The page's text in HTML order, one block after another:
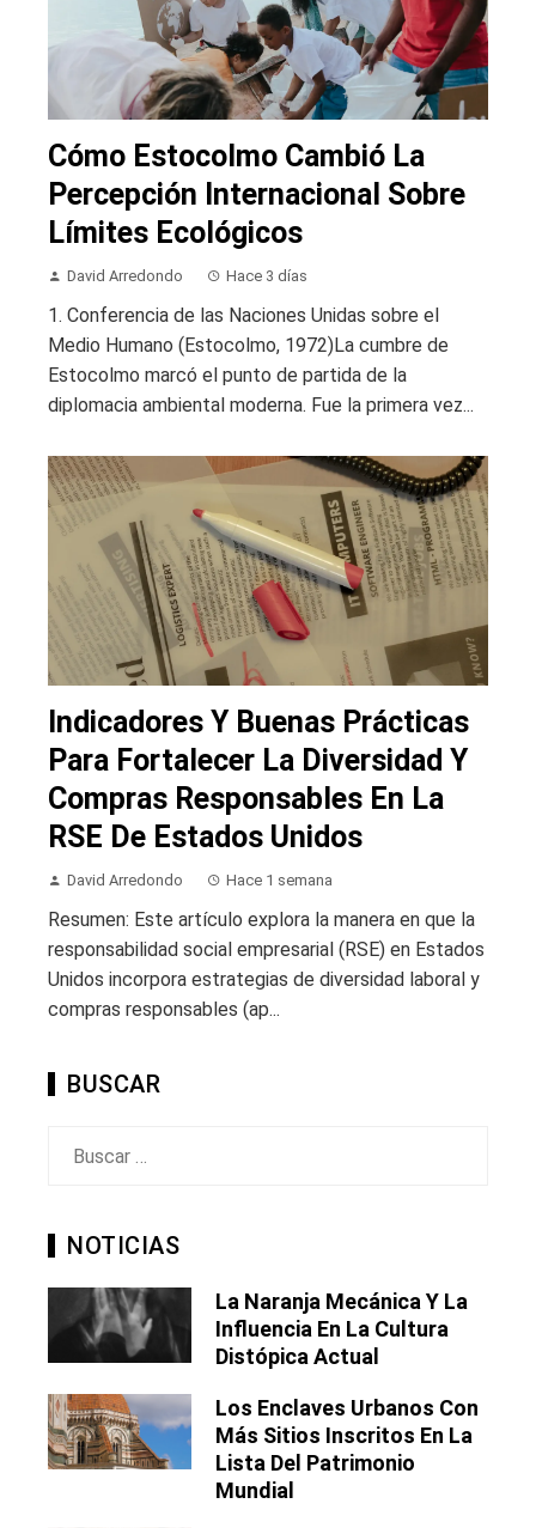
Cómo Estocolmo Cambió La
Percepción Internacional Sobre
Límites Ecológicos
David Arredondo Hace 3 días
1. Conferencia de las Naciones Unidas sobre el
Medio Humano (Estocolmo, 1972)La cumbre de
Estocolmo marcó el punto de partida de la
diplomacia ambiental moderna. Fue la primera vez...
Indicadores Y Buenas Prácticas
Para Fortalecer La Diversidad Y
Compras Responsables En La
RSE De Estados Unidos
David Arredondo Hace 1 semana
Resumen: Este artículo explora la manera en que la
responsabilidad social empresarial (RSE) en Estados
Unidos incorpora estrategias de diversidad laboral y
compras responsables (ap...
BUSCAR
NOTICIAS
La Naranja Mecánica Y La
Influencia En La Cultura
Distópica Actual
Los Enclaves Urbanos Con
Más Sitios Inscritos En La
Lista Del Patrimonio
Mundial